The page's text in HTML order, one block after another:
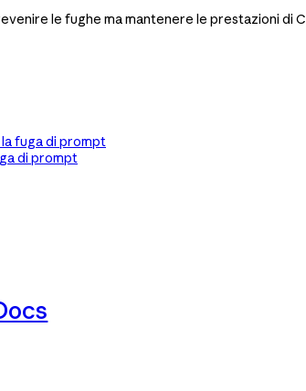
le fughe ma mantenere le prestazioni di
fuga di prompt
di prompt